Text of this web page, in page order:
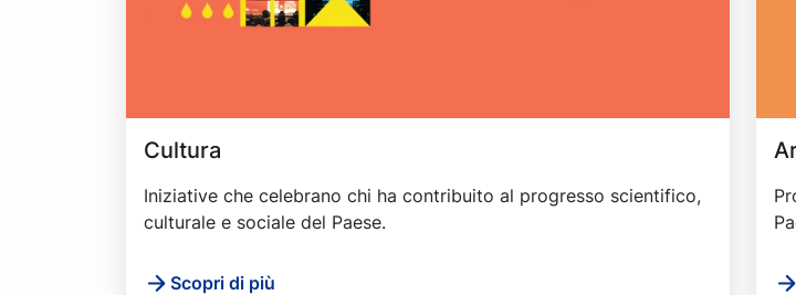
Cultura
Iniziative che celebrano chi ha contribuito al progresso scientifico,
culturale e sociale del Paese.
Scopri di più